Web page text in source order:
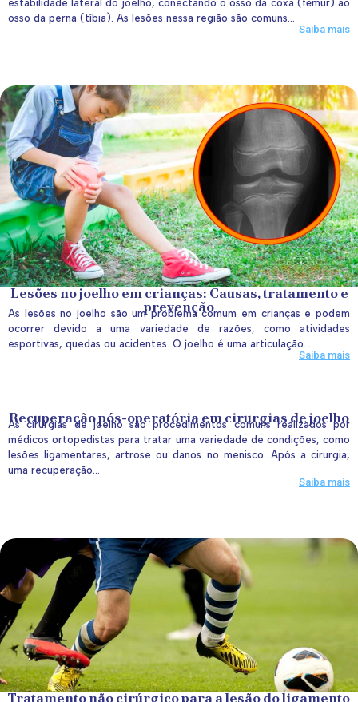
estabilidade lateral do joelho, conectando o osso da coxa (fêmur) ao
osso da perna (tíbia). As lesões nessa região são comuns...
Saiba mais
Lesões no joelho em crianças: Causas, tratamento e
prevenção
As lesões no joelho são um problema comum em crianças e podem
ocorrer devido a uma variedade de razões, como atividades
esportivas, quedas ou acidentes. O joelho é uma articulação...
Saiba mais
Recuperação pós-operatória em cirurgias de joelho
As cirurgias de joelho são procedimentos comuns realizados por
médicos ortopedistas para tratar uma variedade de condições, como
lesões ligamentares, artrose ou danos no menisco. Após a cirurgia,
uma recuperação...
Saiba mais
Tratamento não cirúrgico para a lesão do ligamento